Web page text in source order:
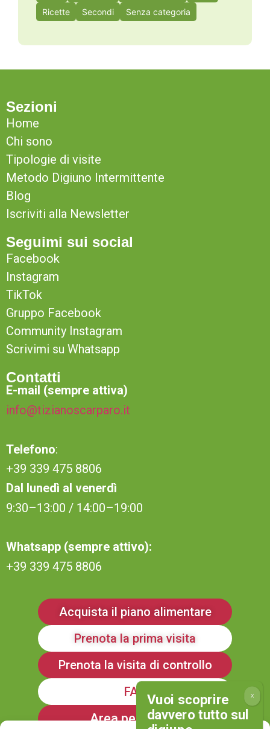
Ricette
Secondi Senza categoria
Sezioni
Home
Chi sono
Tipologie di visite
Metodo Digiuno Intermittente
Blog
Iscriviti alla Newsletter
Seguimi sui social
Facebook
Instagram
TikTok
Gruppo Facebook
Community Instagram
Scrivimi su Whatsapp
Contatti
E-mail (sempre attiva)
info@tizianoscarparo.it
Telefono:
+39 339 475 8806
Dal lunedì al venerdì
9:30–13:00 / 14:00–19:00
Whatsapp (sempre attivo):
+39 339 475 8806
Acquista il piano alimentare
Prenota la prima visita
Prenota la visita di controllo
FAQ
Area personale